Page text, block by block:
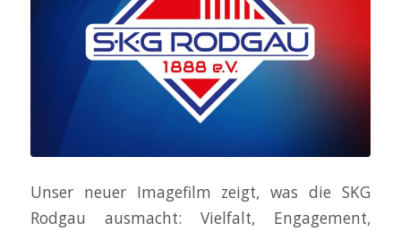
Unser neuer Imagefilm zeigt, was die SKG
Rodgau ausmacht: Vielfalt, Engagement,